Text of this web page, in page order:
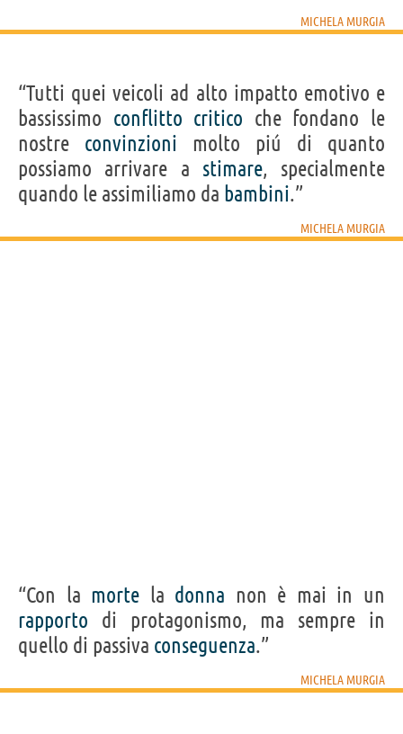
MICHELA MURGIA
“Tutti quei veicoli ad alto impatto emotivo e
bassissimo conflitto critico che fondano le
nostre convinzioni molto piú di quanto
possiamo arrivare a stimare, specialmente
quando le assimiliamo da bambini.”
MICHELA MURGIA
“Con la morte la donna non è mai in un
rapporto di protagonismo, ma sempre in
quello di passiva conseguenza.”
MICHELA MURGIA